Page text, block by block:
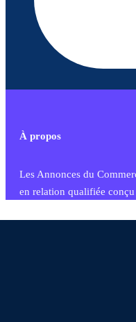
À propos
Les Annonces du
en relation qualifiée
commercial et les